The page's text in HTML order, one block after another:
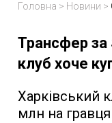
Головна > Новини >
Трансфер за
клуб хоче
Харківський
млн на